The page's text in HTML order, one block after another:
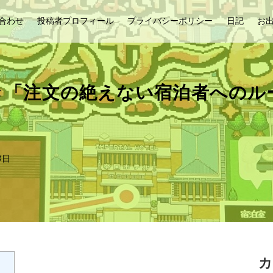
わせ 投稿者プロフィール プライバシーポリシー 日記 お
注文の絶えない宿泊者へのル